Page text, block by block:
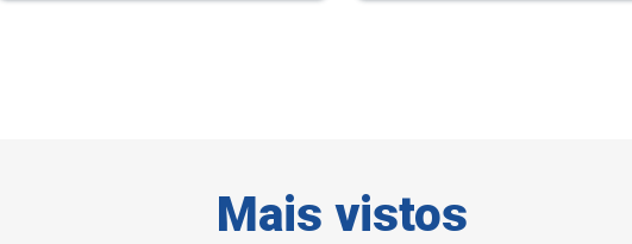
Mais vistos